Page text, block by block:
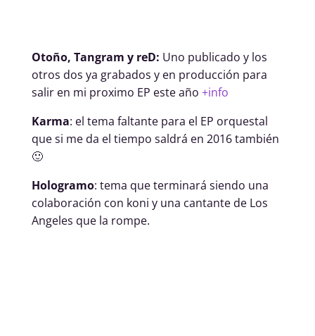
Otoño, Tangram y reD: Uno publicado y los
otros dos ya grabados y en producción para
salir en mi proximo EP este año +info
Karma: el tema faltante para el EP orquestal
que si me da el tiempo saldrá en 2016 también
🙂
Hologramo: tema que terminará siendo una
colaboración con koni y una cantante de Los
Angeles que la rompe.